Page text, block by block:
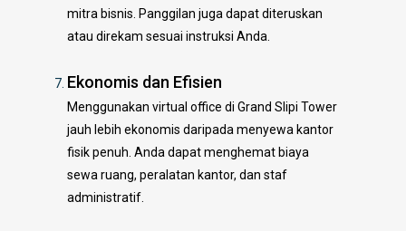
mitra bisnis. Panggilan juga dapat diteruskan
atau direkam sesuai instruksi Anda.
Ekonomis dan Efisien
Menggunakan virtual office di Grand Slipi Tower
jauh lebih ekonomis daripada menyewa kantor
fisik penuh. Anda dapat menghemat biaya
sewa ruang, peralatan kantor, dan staf
administratif.